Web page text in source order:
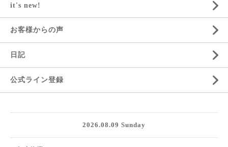
it's new!
お客様からの声
日記
公式ライン登録
2026.08.09 Sunday